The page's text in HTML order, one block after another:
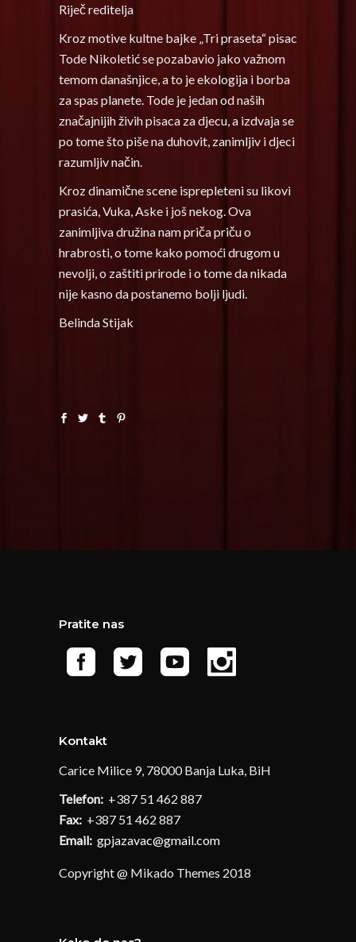
Riječ reditelja
Kroz motive kultne bajke „Tri praseta“ pisac
Tode Nikoletić se pozabavio jako važnom
temom današnjice, a to je ekologija i borba
za spas planete. Tode je jedan od naših
značajnijih živih pisaca za djecu, a izdvaja se
po tome što piše na duhovit, zanimljiv i djeci
razumljiv način.
Kroz dinamične scene isprepleteni su likovi
prasića, Vuka, Aske i još nekog. Ova
zanimljiva družina nam priča priču o
hrabrosti, o tome kako pomoći drugom u
nevolji, o zaštiti prirode i o tome da nikada
nije kasno da postanemo bolji ljudi.
Belinda Stijak
Pratite nas
Kontakt
Carice Milice 9, 78000 Banja Luka, BiH
Telefon: +387 51 462 887
Fax: +387 51 462 887
Email: gpjazavac@gmail.com
Copyright @ Mikado Themes 2018